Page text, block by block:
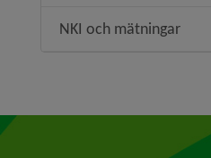
NKI och mätningar